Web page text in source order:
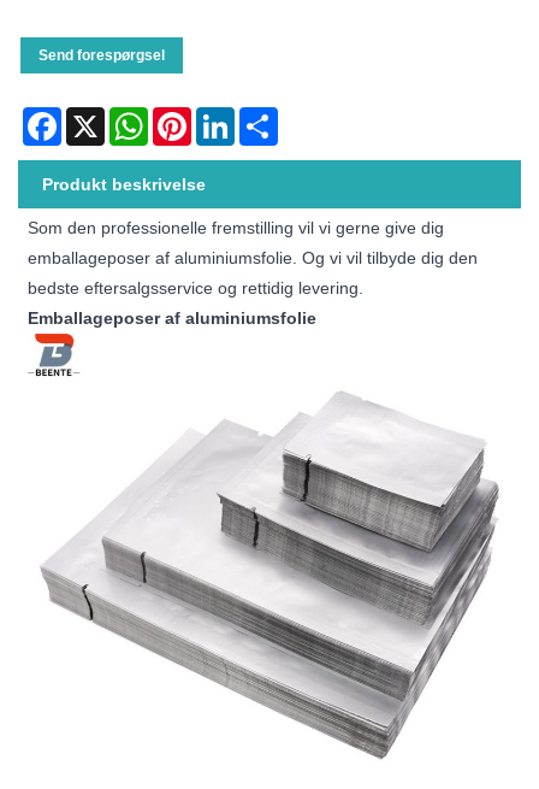
Send forespørgsel
Facebook
X WhatsAppPinterestLinkedIn
Produkt beskrivelse
Som den professionelle fremstilling vil vi gerne give dig
emballageposer af aluminiumsfolie. Og vi vil tilbyde dig den
bedste eftersalgsservice og rettidig levering.
Emballageposer af aluminiumsfolie